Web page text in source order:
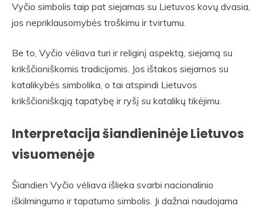
Vyčio simbolis taip pat siejamas su Lietuvos kovų dvasia,
jos nepriklausomybės troškimu ir tvirtumu.
Be to, Vyčio vėliava turi ir religinį aspektą, siejamą su
krikščioniškomis tradicijomis. Jos ištakos siejamos su
katalikybės simbolika, o tai atspindi Lietuvos
krikščioniškąją tapatybę ir ryšį su katalikų tikėjimu.
Interpretacija šiandieninėje Lietuvos
visuomenėje
Šiandien Vyčio vėliava išlieka svarbi nacionalinio
iškilmingumo ir tapatumo simbolis. Ji dažnai naudojama